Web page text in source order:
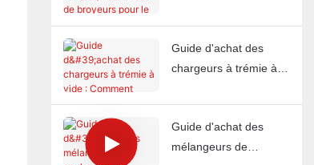
broyeurs pour le
recyclage industriel |
LESINTOR
Guide d'achat des
chargeurs à trémie à
LESINTOR aide les
usines de moulage par
injection du monde
Guide d'achat des
mélangeurs de